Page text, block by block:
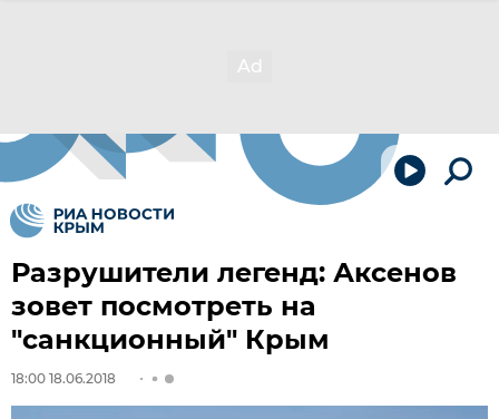
Разрушители легенд: Аксенов
зовет посмотреть на
"санкционный" Крым
18:00 18.06.2018